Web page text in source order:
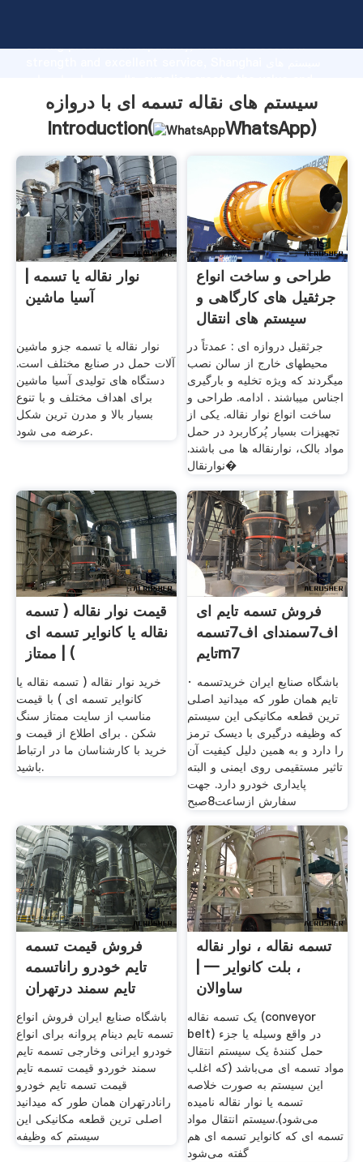
strong production capability, advanced research
bring values to all of customers.
سیستم های نقاله تسمه ای با دروازه
Introduction(
WhatsApp)
نوار نقاله یا تسمه |
آسیا ماشین
نوار نقاله یا تسمه جزو ماشین
آلات حمل در صنایع مختلف است.
دستگاه های تولیدی آسیا ماشین
برای اهداف مختلف و با تنوع
بسیار بالا و مدرن ترین شکل
عرضه می شود.
طراحی و ساخت انواع
جرثقیل های کارگاهی و
سیستم های انتقال
جرثقیل دروازه ای : عمدتاً در
محیطهای خارج از سالن نصب
میگردند که ویژه تخلیه و بارگیری
اجناس میباشند . ادامه. طراحی و
ساخت انواع نوار نقاله. یکی از
تجهیزات بسیار پُرکاربرد در حمل
مواد بالک، نوارنقاله ها می باشند.
نوارنقال�
قیمت نوار نقاله ( تسمه
نقاله یا کانوایر تسمه ای
) | ممتاز
خرید نوار نقاله ( تسمه نقاله یا
کانوایر تسمه ای ) با قیمت
مناسب از سایت ممتاز سنگ
شکن . برای اطلاع از قیمت و
خرید با کارشناسان ما در ارتباط
باشید.
فروش تسمه تایم ای
اف7سمندای اف7تسمه
تایمm7
· باشگاه صنایع ایران خریدتسمه
تایم همان طور که میدانید اصلی
ترین قطعه مکانیکی این سیستم
که وظیفه درگیری با دیسک ترمز
را دارد و به همین دلیل کیفیت آن
تاثیر مستقیمی روی ایمنی و البته
پایداری خودرو دارد. جهت
سفارش ازساعت8صبح
فروش قیمت تسمه
تایم خودرو راناتسمه
تایم سمند درتهران
باشگاه صنایع ایران فروش انواع
تسمه تایم دینام پروانه برای انواع
خودرو ایرانی وخارجی تسمه تایم
سمند خوردو قیمت تسمه تایم
قیمت تسمه تایم خودرو
رانادرتهران همان طور که میدانید
اصلی ترین قطعه مکانیکی این
سیستم که وظیفه
تسمه نقاله ، نوار نقاله
، بلت کانوایر — |
ساوالان
یک تسمه نقاله (conveyor
belt) در واقع وسیله یا جزء
حمل کنندهٔ یک سیستم انتقال
مواد تسمه ای می‌باشد (که اغلب
این سیستم به صورت خلاصه
تسمه یا نوار نقاله نامیده
می‌شود).سیستم انتقال مواد
تسمه ای که کانوایر تسمه ای هم
گفته می‌شود